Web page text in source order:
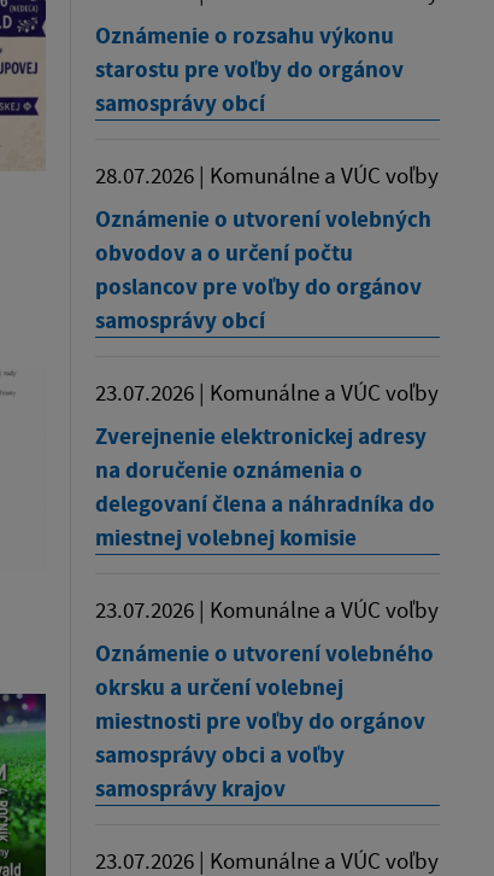
Oznámenie o rozsahu výkonu
starostu pre voľby do orgánov
samosprávy obcí
28.07.2026 | Komunálne a VÚC voľby
Oznámenie o utvorení volebných
obvodov a o určení počtu
poslancov pre voľby do orgánov
samosprávy obcí
23.07.2026 | Komunálne a VÚC voľby
Zverejnenie elektronickej adresy
na doručenie oznámenia o
delegovaní člena a náhradníka do
miestnej volebnej komisie
23.07.2026 | Komunálne a VÚC voľby
Oznámenie o utvorení volebného
okrsku a určení volebnej
miestnosti pre voľby do orgánov
samosprávy obci a voľby
samosprávy krajov
23.07.2026 | Komunálne a VÚC voľby